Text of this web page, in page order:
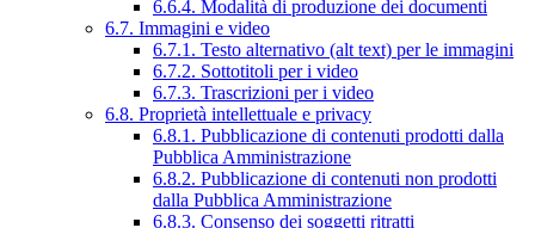
6.6.4. Modalità di produzione dei documenti
6.7. Immagini e video
6.7.1. Testo alternativo (alt text) per le immagini
6.7.2. Sottotitoli per i video
6.7.3. Trascrizioni per i video
6.8. Proprietà intellettuale e privacy
6.8.1. Pubblicazione di contenuti prodotti dalla
Pubblica Amministrazione
6.8.2. Pubblicazione di contenuti non prodotti
dalla Pubblica Amministrazione
6.8.3. Consenso dei soggetti ritratti